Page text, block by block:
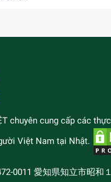
chuyên cung cấp các
Việt Nam tại Nhật.
0011 愛知県知立市昭和